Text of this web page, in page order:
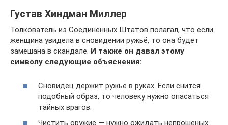
Густав Хиндман Миллер
Толкователь из Соединённых Штатов полагал, что если
женщина увидела в сновидении ружьё, то она будет
замешана в скандале. И также он давал этому
символу следующие объяснения:
Сновидец держит ружьё в руках. Если снится
подобный образ, то человеку нужно опасаться
тайных врагов.
Чистить оружие — нужно ожидать непрошеных